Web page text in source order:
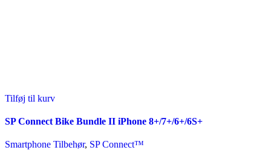
Tilføj til kurv
SP Connect Bike Bundle II iPhone 8+/7+/6+/6S+
Smartphone Tilbehør, SP Connect™